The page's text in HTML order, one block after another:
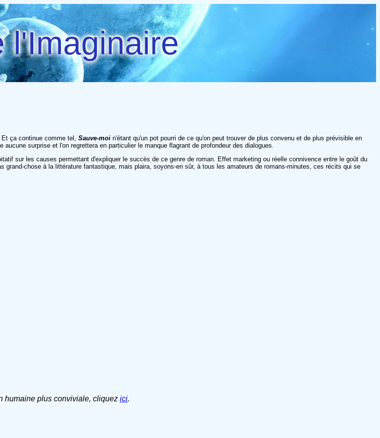
l'Imaginaire
ça continue comme tel, Sauve-moi n'étant qu'un pot pourri de ce qu'on peut trouver de plus convenu et de plus prévisible en
surprise et l'on regrettera en particulier le manque flagrant de profondeur des dialogues.
sur les causes permettant d'expliquer le succès de ce genre de roman. Effet marketing ou réelle connivence entre le goût du
grand-chose à la littérature fantastique, mais plaira, soyons-en sûr, à tous les amateurs de romans-minutes, ces récits qui se
humaine plus conviviale, cliquez ici.